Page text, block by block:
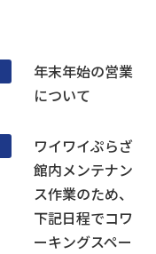
年末年始の営業
について
ワイワイぷらざ
館内メンテナン
ス作業のため、
下記日程でコワ
ーキングスペー